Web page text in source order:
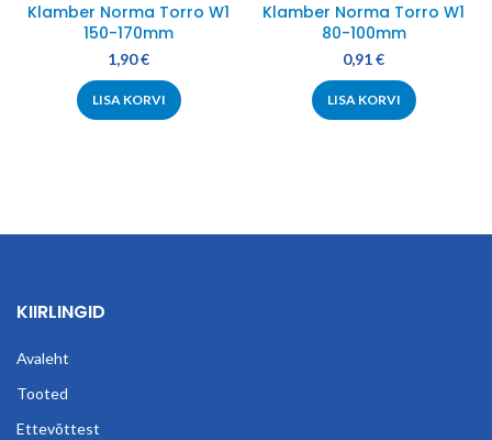
Klamber Norma Torro W1
150-170mm
1,90€
LISA KORVI
Klamber Norma Torro W1
80-100mm
0,91€
LISA KORVI
KIIRLINGID
Avaleht
Tooted
Ettevõttest